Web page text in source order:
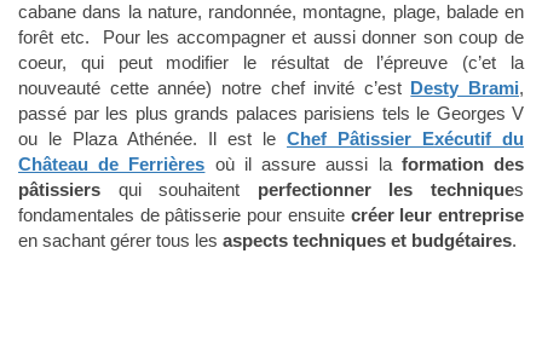
cabane dans la nature, randonnée, montagne, plage, balade en
forêt etc. Pour les accompagner et aussi donner son coup de
coeur, qui peut modifier le résultat de l’épreuve (c’et la
nouveauté cette année) notre chef invité c’est Desty Brami,
passé par les plus grands palaces parisiens tels le Georges V
ou le Plaza Athénée. Il est le Chef Pâtissier Exécutif du
Château de Ferrières où il assure aussi la formation des
pâtissiers qui souhaitent perfectionner les techniques
fondamentales de pâtisserie pour ensuite créer leur entreprise
en sachant gérer tous les aspects techniques et budgétaires.